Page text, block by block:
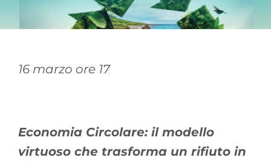
16 marzo ore 17
Economia Circolare: il modello
virtuoso che trasforma un rifiuto in